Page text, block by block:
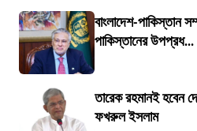
বাংলাদেশ-পাকিস্তান
পাকিস্তানের উপপ্রধ...
তারেক রহমানই হবেন
ফখরুল ইসলাম